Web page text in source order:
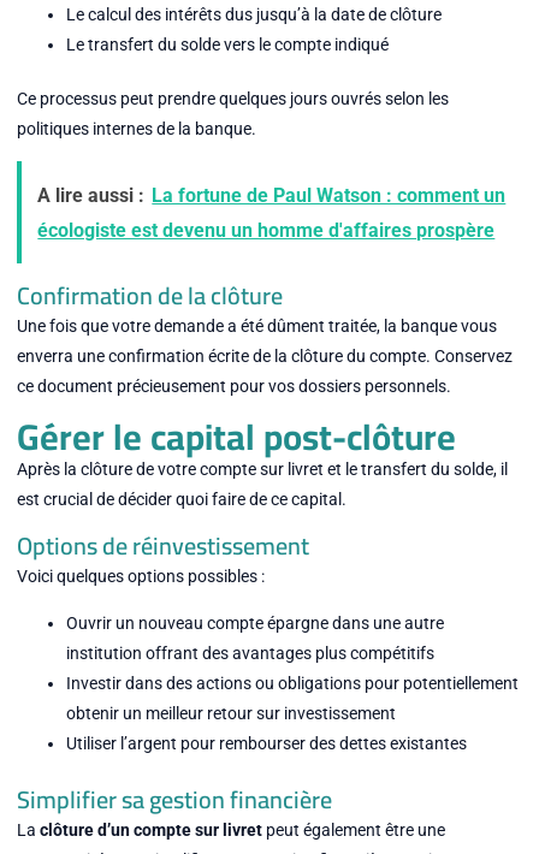
Le calcul des intérêts dus jusqu’à la date de clôture
Le transfert du solde vers le compte indiqué
Ce processus peut prendre quelques jours ouvrés selon les
politiques internes de la banque.
A lire aussi : La fortune de Paul Watson : comment un
écologiste est devenu un homme d'affaires prospère
Confirmation de la clôture
Une fois que votre demande a été dûment traitée, la banque vous
enverra une confirmation écrite de la clôture du compte. Conservez
ce document précieusement pour vos dossiers personnels.
Gérer le capital post-clôture
Après la clôture de votre compte sur livret et le transfert du solde, il
est crucial de décider quoi faire de ce capital.
Options de réinvestissement
Voici quelques options possibles :
Ouvrir un nouveau compte épargne dans une autre
institution offrant des avantages plus compétitifs
Investir dans des actions ou obligations pour potentiellement
obtenir un meilleur retour sur investissement
Utiliser l’argent pour rembourser des dettes existantes
Simplifier sa gestion financière
La clôture d’un compte sur livretpeut également être une